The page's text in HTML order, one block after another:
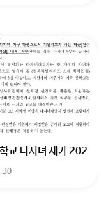
월 브랜드평판에서
교 다자녀 제가 2027